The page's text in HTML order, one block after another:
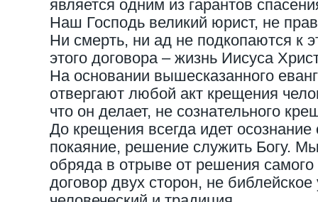
является одним из гарантов
Наш Господь великий юрист, не
Ни смерть, ни ад не подкопаются к
этого договора – жизнь Иисуса
На основании вышесказанного
отвергают любой акт крещения
что он делает, не сознательного
До крещения всегда идет осознание
покаяние, решение служить Богу.
обряда в отрыве от решения самого
договор двух сторон, не